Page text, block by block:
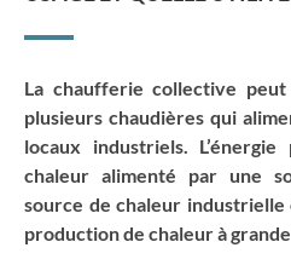
La chaufferie collective
plusieurs chaudières qui
locaux industriels.
chaleur alimenté par une
source de chaleur
production de chaleur à